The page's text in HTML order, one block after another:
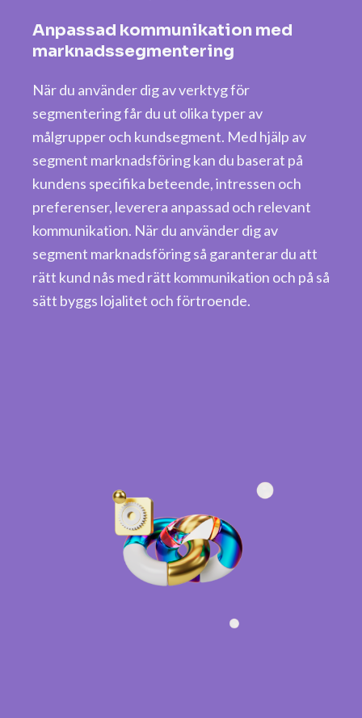
Anpassad kommunikation med
marknadssegmentering
När du använder dig av verktyg för
segmentering får du ut olika typer av
målgrupper och kundsegment. Med hjälp av
segment marknadsföring kan du baserat på
kundens specifika beteende, intressen och
preferenser, leverera anpassad och relevant
kommunikation. När du använder dig av
segment marknadsföring så garanterar du att
rätt kund nås med rätt kommunikation och på så
sätt byggs lojalitet och förtroende.